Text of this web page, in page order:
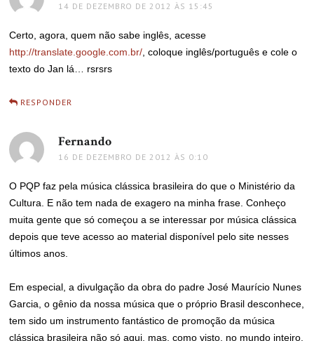
14 DE DEZEMBRO DE 2012 ÀS 15:45
Certo, agora, quem não sabe inglês, acesse
http://translate.google.com.br/ , coloque inglês/português e cole o
texto do Jan lá… rsrsrs
RESPONDER
Fernando
16 DE DEZEMBRO DE 2012 ÀS 0:10
O PQP faz pela música clássica brasileira do que o Ministério da
Cultura. E não tem nada de exagero na minha frase. Conheço
muita gente que só começou a se interessar por música clássica
depois que teve acesso ao material disponível pelo site nesses
últimos anos.
Em especial, a divulgação da obra do padre José Maurício Nunes
Garcia, o gênio da nossa música que o próprio Brasil desconhece,
tem sido um instrumento fantástico de promoção da música
clássica brasileira não só aqui, mas, como visto, no mundo inteiro.